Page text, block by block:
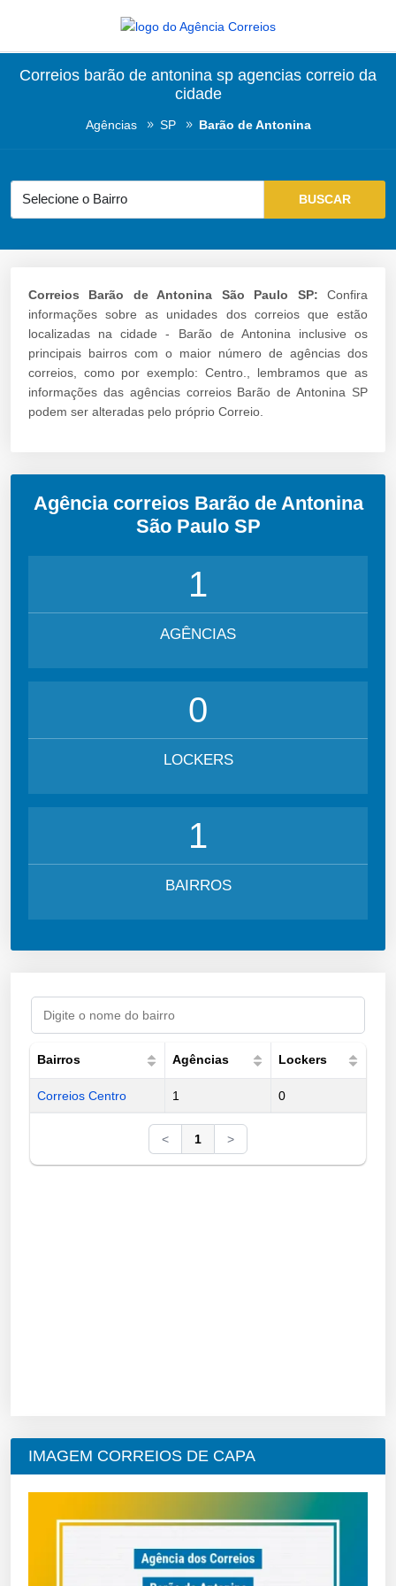
Correios barão de antonina sp agencias correio da
cidade
Agências SP Barão de Antonina
Correios Barão de Antonina São Paulo SP: Confira
informações sobre as unidades dos correios que estão
localizadas na cidade - Barão de Antonina inclusive os
principais bairros com o maior número de agências dos
correios, como por exemplo: Centro., lembramos que as
informações das agências correios Barão de Antonina SP
podem ser alteradas pelo próprio Correio.
Agência correios Barão de Antonina
São Paulo SP
1
AGÊNCIAS
0
LOCKERS
1
BAIRROS
Bairros Agências Lockers
Correios Centro 1 0
< 1 >
IMAGEM CORREIOS DE CAPA